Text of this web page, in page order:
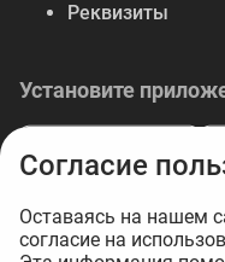
Реквизиты
Установите
Согласие
Оставаясь на нашем
согласие на